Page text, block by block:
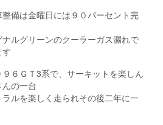
備は金曜日には９０パーセント完
ルグリーンのクーラーガス漏れで
６ＧＴ3系で、サーキットを楽しん
の一台
ルを楽しく走られその後二年に一